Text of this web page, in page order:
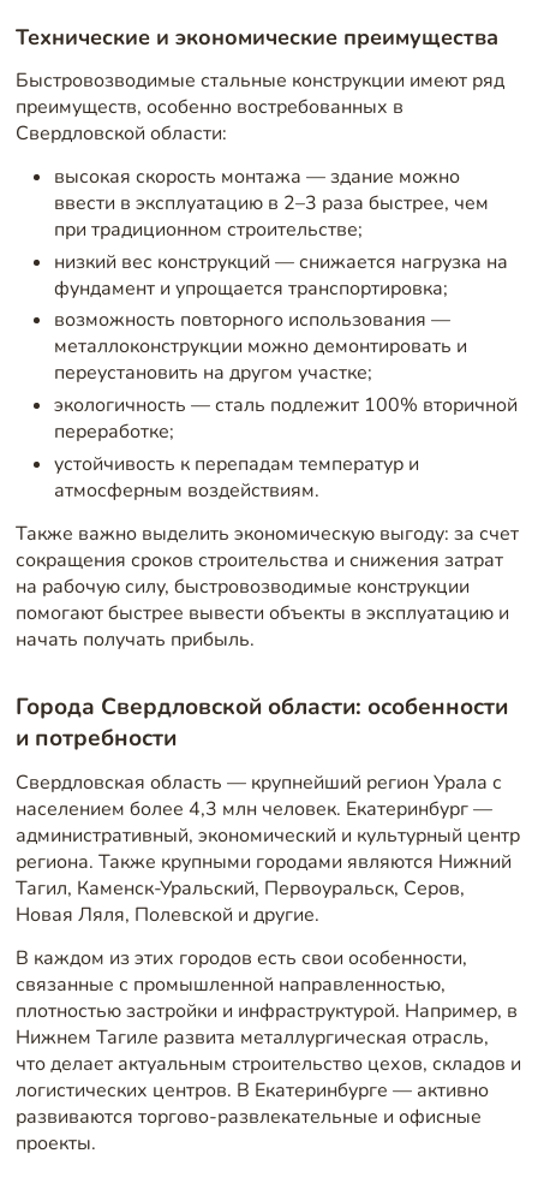
Технические и экономические преимущества
Быстровозводимые стальные конструкции имеют ряд
преимуществ, особенно востребованных в
Свердловской области:
высокая скорость монтажа — здание можно
ввести в эксплуатацию в 2–3 раза быстрее, чем
при традиционном строительстве;
низкий вес конструкций — снижается нагрузка на
фундамент и упрощается транспортировка;
возможность повторного использования —
металлоконструкции можно демонтировать и
переустановить на другом участке;
экологичность — сталь подлежит 100% вторичной
переработке;
устойчивость к перепадам температур и
атмосферным воздействиям.
Также важно выделить экономическую выгоду: за счет
сокращения сроков строительства и снижения затрат
на рабочую силу, быстровозводимые конструкции
помогают быстрее вывести объекты в эксплуатацию и
начать получать прибыль.
Города Свердловской области: особенности
и потребности
Свердловская область — крупнейший регион Урала с
населением более 4,3 млн человек. Екатеринбург —
административный, экономический и культурный центр
региона. Также крупными городами являются Нижний
Тагил, Каменск-Уральский, Первоуральск, Серов,
Новая Ляля, Полевской и другие.
В каждом из этих городов есть свои особенности,
связанные с промышленной направленностью,
плотностью застройки и инфраструктурой. Например, в
Нижнем Тагиле развита металлургическая отрасль,
что делает актуальным строительство цехов, складов и
логистических центров. В Екатеринбурге — активно
развиваются торгово-развлекательные и офисные
проекты.